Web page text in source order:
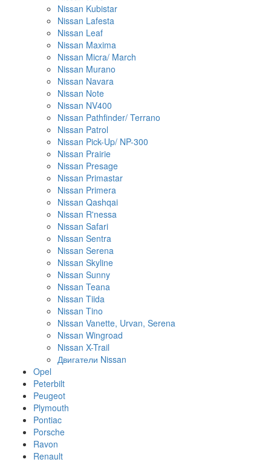
Nissan Kubistar
Nissan Lafesta
Nissan Leaf
Nissan Maxima
Nissan Micra/ March
Nissan Murano
Nissan Navara
Nissan Note
Nissan NV400
Nissan Pathfinder/ Terrano
Nissan Patrol
Nissan Pick-Up/ NP-300
Nissan Prairie
Nissan Presage
Nissan Primastar
Nissan Primera
Nissan Qashqai
Nissan R'nessa
Nissan Safari
Nissan Sentra
Nissan Serena
Nissan Skyline
Nissan Sunny
Nissan Teana
Nissan Tiida
Nissan Tino
Nissan Vanette, Urvan, Serena
Nissan Wingroad
Nissan X-Trail
Двигатели Nissan
Opel
Peterbilt
Peugeot
Plymouth
Pontiac
Porsche
Ravon
Renault